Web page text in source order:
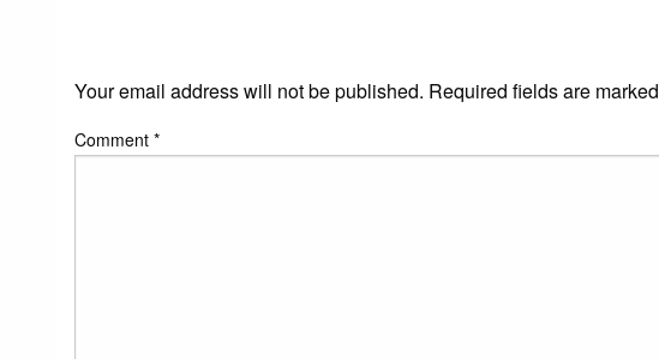
Your email address will not be published. Required fields are marked
Comment *